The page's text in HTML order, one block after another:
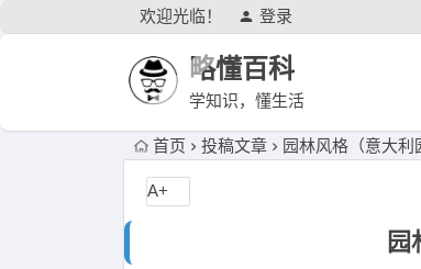
欢迎光临！ 登录
略懂百科
学知识，懂生活
首页 投稿文章 园林风格（意大利
园
A+